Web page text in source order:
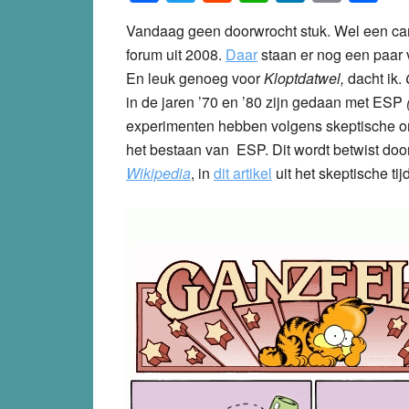
Vandaag geen doorwrocht stuk. Wel een
forum uit 2008. Daarstaan er nog een
En leuk genoeg voorKloptdatwel, dacht ik.
in de jaren ’70 en ’80 zijn gedaan met ESP
experimenten hebben volgens skeptische
het bestaan van ESP. Dit wordt betwist
Wikipedia, in dit artikel uit het skeptische